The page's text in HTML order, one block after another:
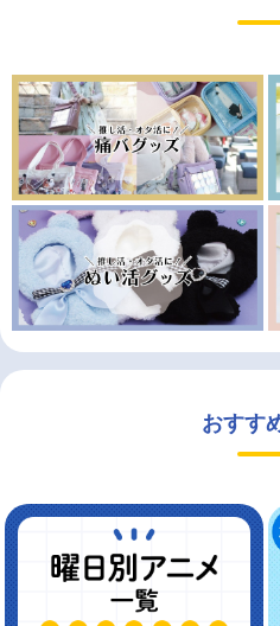
おすす